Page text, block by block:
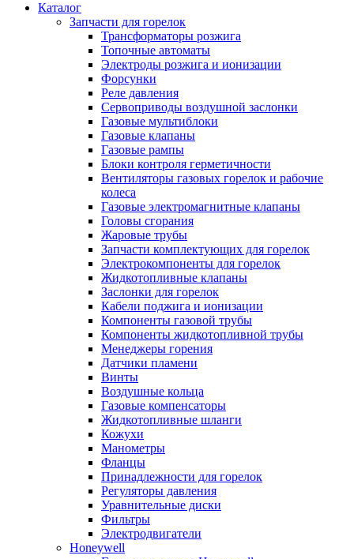
Каталог
Запчасти для горелок
Трансформаторы розжига
Топочные автоматы
Электроды розжига и ионизации
Форсунки
Реле давления
Сервоприводы воздушной заслонки
Газовые мультиблоки
Газовые клапаны
Газовые рампы
Блоки контроля герметичности
Вентиляторы газовых горелок и рабочие
колеса
Газовые электромагнитные клапаны
Головы сгорания
Жаровые трубы
Запчасти комплектующих для горелок
Электрокомпоненты для горелок
Жидкотопливные клапаны
Заслонки для горелок
Кабели поджига и ионизации
Компоненты газовой трубы
Компоненты жидкотопливной трубы
Менеджеры горения
Датчики пламени
Винты
Воздушные кольца
Газовые компенсаторы
Жидкотопливные шланги
Кожухи
Манометры
Фланцы
Принадлежности для горелок
Регуляторы давления
Уравнительные диски
Фильтры
Электродвигатели
Honeywell